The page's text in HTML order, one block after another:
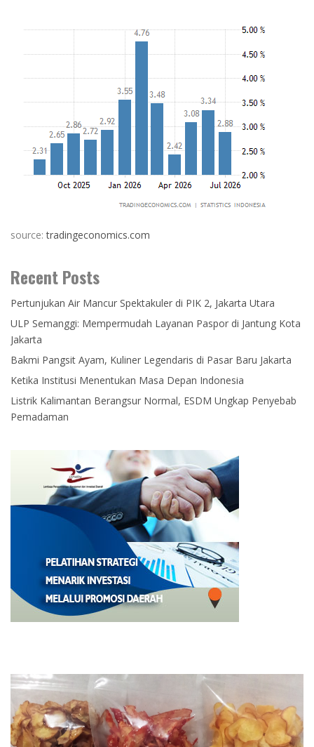
source:tradingeconomics.com
Recent Posts
Pertunjukan Air Mancur Spektakuler di PIK 2, Jakarta Utara
ULP Semanggi: Mempermudah Layanan Paspor di Jantung Kota
Jakarta
Bakmi Pangsit Ayam, Kuliner Legendaris di Pasar Baru Jakarta
Ketika Institusi Menentukan Masa Depan Indonesia
Listrik Kalimantan Berangsur Normal, ESDM Ungkap Penyebab
Pemadaman